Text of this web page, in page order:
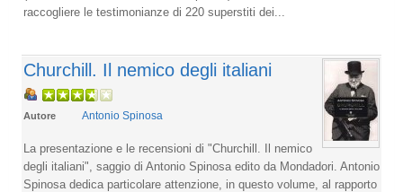
raccogliere le testimonianze di 220 superstiti dei...
Churchill. Il nemico degli italiani
Autore Antonio Spinosa
La presentazione e le recensioni di "Churchill. Il nemico
degli italiani", saggio di Antonio Spinosa edito da Mondadori. Antonio
Spinosa dedica particolare attenzione, in questo volume, al rapporto